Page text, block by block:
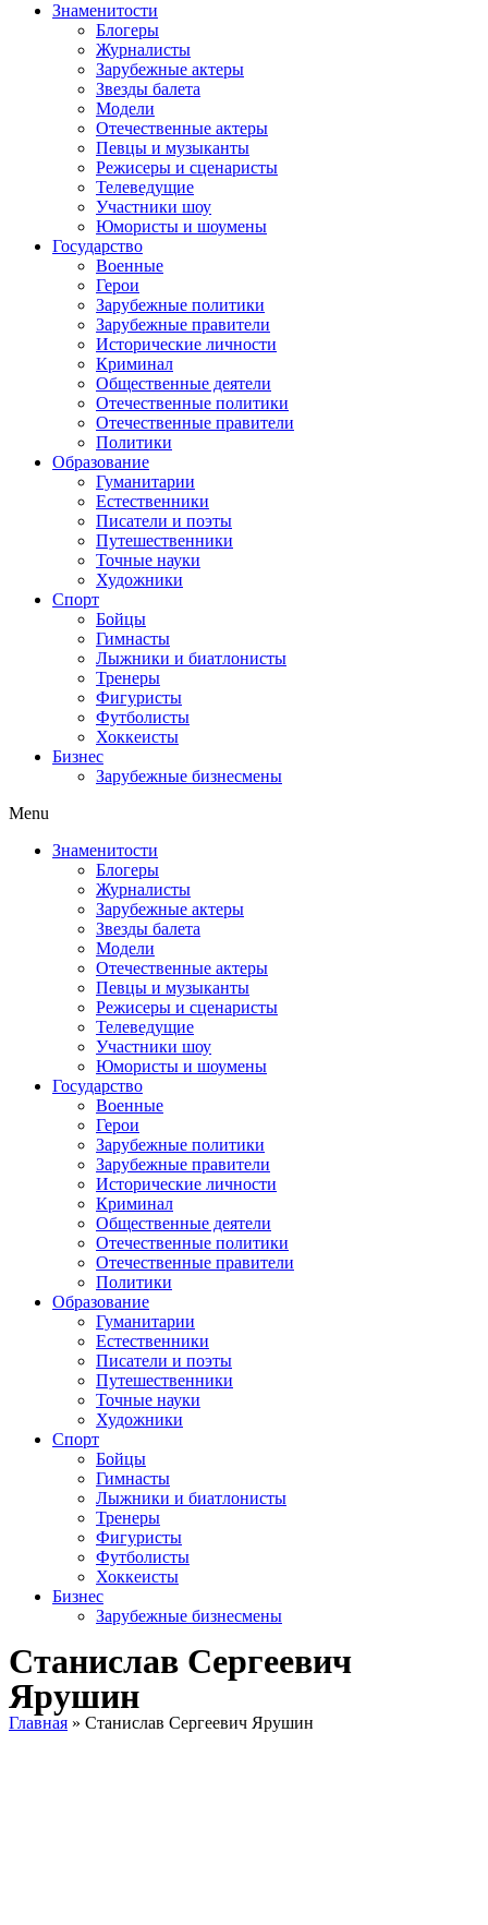
Знаменитости
Блогеры
Журналисты
Зарубежные актеры
Звезды балета
Модели
Отечественные актеры
Певцы и музыканты
Режисеры и сценаристы
Телеведущие
Участники шоу
Юмористы и шоумены
Государство
Военные
Герои
Зарубежные политики
Зарубежные правители
Исторические личности
Криминал
Общественные деятели
Отечественные политики
Отечественные правители
Политики
Образование
Гуманитарии
Естественники
Писатели и поэты
Путешественники
Точные науки
Художники
Спорт
Бойцы
Гимнасты
Лыжники и биатлонисты
Тренеры
Фигуристы
Футболисты
Хоккеисты
Бизнес
Зарубежные бизнесмены
Menu
Знаменитости
Блогеры
Журналисты
Зарубежные актеры
Звезды балета
Модели
Отечественные актеры
Певцы и музыканты
Режисеры и сценаристы
Телеведущие
Участники шоу
Юмористы и шоумены
Государство
Военные
Герои
Зарубежные политики
Зарубежные правители
Исторические личности
Криминал
Общественные деятели
Отечественные политики
Отечественные правители
Политики
Образование
Гуманитарии
Естественники
Писатели и поэты
Путешественники
Точные науки
Художники
Спорт
Бойцы
Гимнасты
Лыжники и биатлонисты
Тренеры
Фигуристы
Футболисты
Хоккеисты
Бизнес
Зарубежные бизнесмены
Станислав Сергеевич
Ярушин
Главная » Станислав Сергеевич Ярушин